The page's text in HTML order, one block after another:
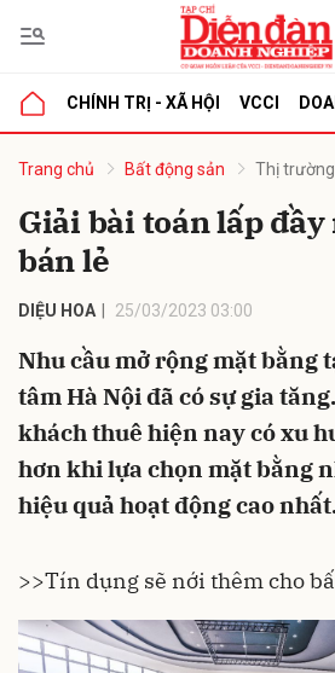
CHÍNH TRỊ - XÃ HỘI VCCI
Trang chủ Bất động sản Thị trường
Giải bài toán lấp đầy
bán lẻ
DIỆU HOA 25/03/2023 03:00
Nhu cầu mở rộng mặt bằng
tâm Hà Nội đã có sự gia
khách thuê hiện nay có xu
hơn khi lựa chọn mặt bằng
hiệu quả hoạt động cao
>>Tín dụng sẽ nới thêm cho
luận